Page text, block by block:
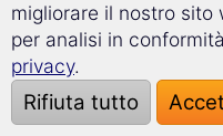
Vuoi conoscere i
descrivere un
oppure
Ami lala cucina
migliorare il nostro sito
per analisi in
privacy.
Rifiuta tutto